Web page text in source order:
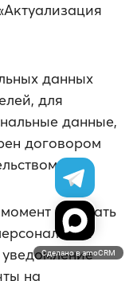
данных
для
данные,
договором
отозвать
на
Сделано в amoCRM